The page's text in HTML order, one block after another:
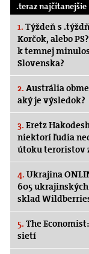
.teraz najčítanejšie
1. Týždeň s
Korčok, alebo
k temnej
Slovenska?
2. Austrália
aký je výsledok?
3. Eretz
niektorí ľudia
útoku teroristov
4. Ukrajina
605
sklad
5. The
sietí